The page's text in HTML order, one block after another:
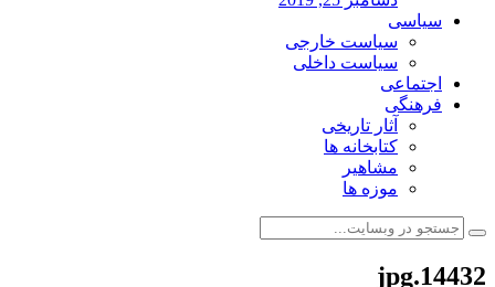
سیاسی
سیاست خارجی
سیاست داخلی
اجتماعی
فرهنگی
آثار تاریخی
کتابخانه ها
مشاهیر
موزه ها
14432.jpg